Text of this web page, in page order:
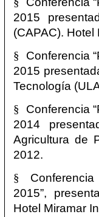
2015
(CAPAC). Hotel
§
Conferencia
2015
Tecnología
§
Conferencia
2014
Agricultura de
2012.
§
2015”,
Hotel Miramar